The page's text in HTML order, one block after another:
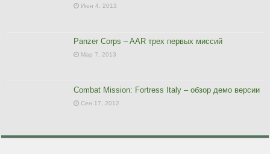
Июн 4, 2013
Panzer Corps – AAR трех первых миссий
Мар 7, 2013
Combat Mission: Fortress Italy – обзор демо версии
Сен 17, 2012